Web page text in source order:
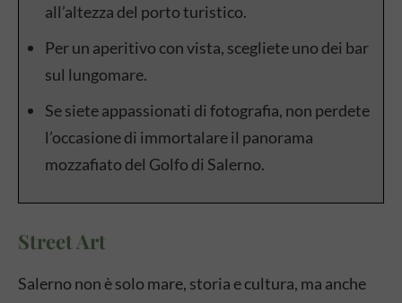
all’altezza del porto turistico.
Per un aperitivo con vista, scegliete uno dei bar
sul lungomare.
Se siete appassionati di fotografia, non perdete
l’occasione di immortalare il panorama
mozzafiato del Golfo di Salerno.
Street Art
Salerno non è solo mare, storia e cultura, ma anche